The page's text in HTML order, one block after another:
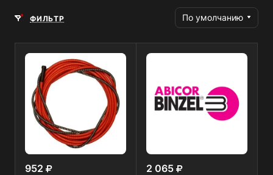
ФИЛЬТР По умолчанию
952 2 065